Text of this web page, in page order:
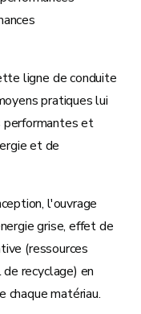
ligne de conduite
pratiques lui
performantes et
et de
l'ouvrage
grise, effet de
(ressources
recyclage) en
chaque matériau.